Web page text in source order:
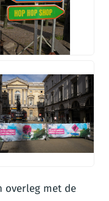
overleg met de